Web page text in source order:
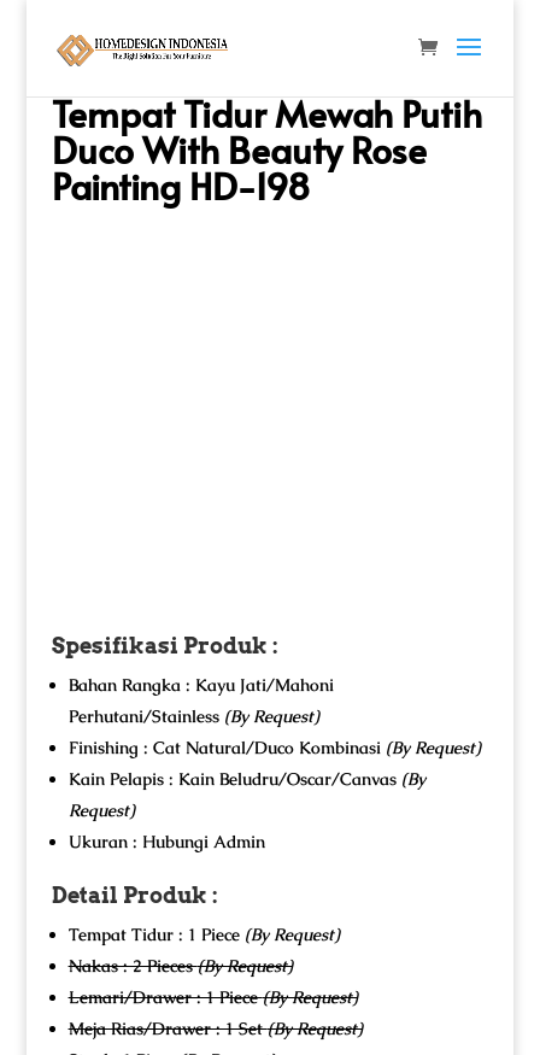
Tempat Tidur Mewah Putih Duco With Beauty Rose
Painting HD-198
Tempat Tidur Mewah Putih
Duco With Beauty Rose
Painting HD-198
Spesifikasi Produk :
Bahan Rangka : Kayu Jati/Mahoni
Perhutani/Stainless (By Request)
Finishing : Cat Natural/Duco Kombinasi (By Request)
Kain Pelapis : Kain Beludru/Oscar/Canvas (By
Request)
Ukuran : Hubungi Admin
Detail Produk :
Tempat Tidur : 1 Piece (By Request)
Nakas : 2 Pieces(By Request)
Lemari/Drawer : 1 Piece(By Request)
Meja Rias/Drawer : 1 Set(By Request)